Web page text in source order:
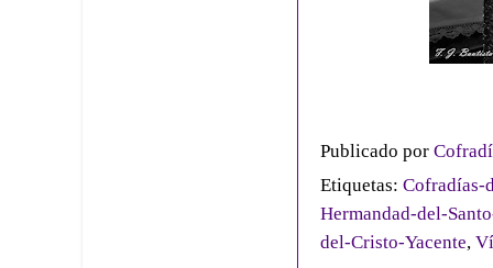
Publicado por
Etiquetas: Cofradías-
Hermandad-del-
del-Cristo-Yacente,